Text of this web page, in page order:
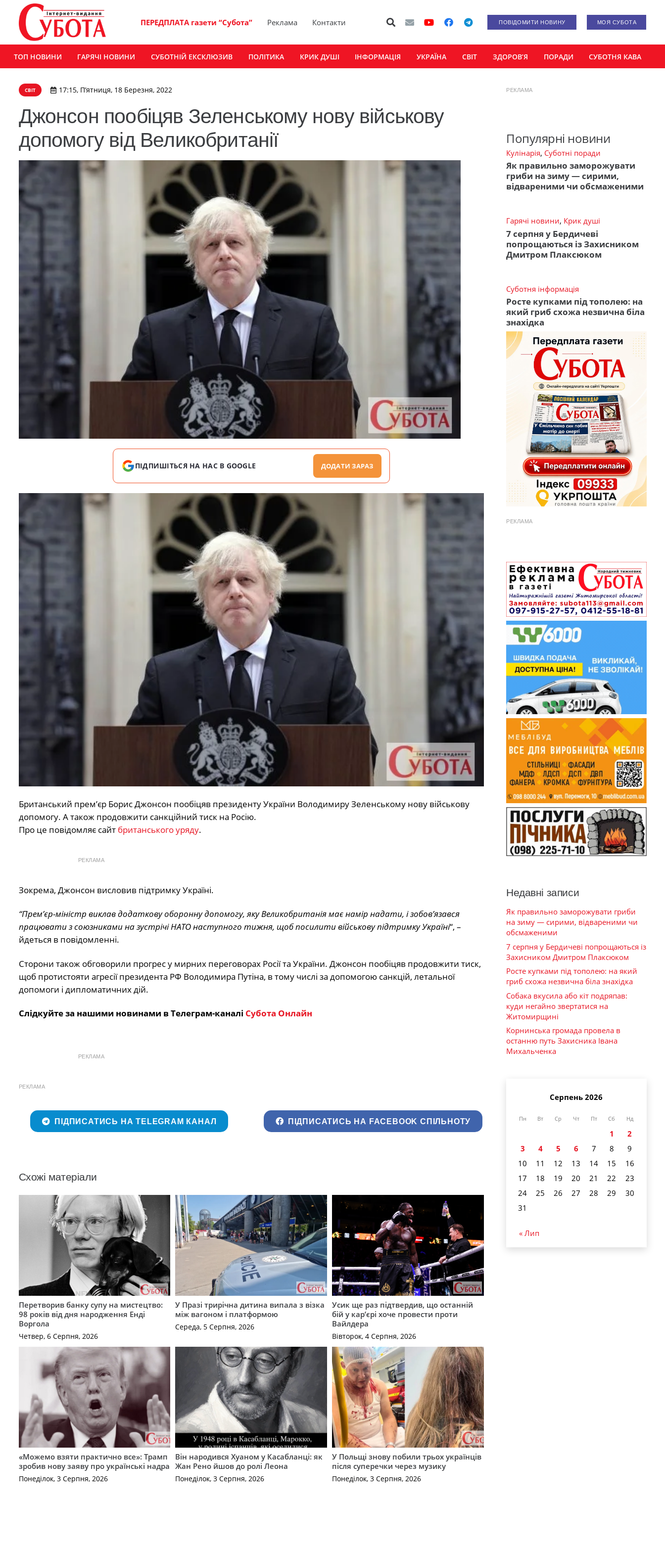
ПЕРЕДПЛАТА газети “Субота” Реклама Контакти ПОВІДОМИТИ НОВИНУ МОЯ СУБОТА
ТОП НОВИНИ ГАРЯЧІ НОВИНИ СУБОТНІЙ ЕКСКЛЮЗИВ ПОЛІТИКА КРИК ДУШІ ІНФОРМАЦІЯ УКРАЇНА СВІТ ЗДОРОВ’Я ПОРАДИ СУБОТНЯ КАВА
СВІТ 17:15, П’ятниця, 18 Березня, 2022
Джонсон пообіцяв Зеленському нову військову
допомогу від Великобританії
ПІДПИШІТЬСЯ НА НАС В GOOGLE ДОДАТИ ЗАРАЗ
Британський прем’єр Борис Джонсон пообіцяв президенту України Володимиру Зеленському нову військову
допомогу. А також продовжити санкційний тиск на Росію.
Про це повідомляє сайт британського уряду.
РЕКЛАМА
Зокрема, Джонсон висловив підтримку Україні.
“Прем’єр-міністр виклав додаткову оборонну допомогу, яку Великобританія має намір надати, і зобов’язався
працювати з союзниками на зустрічі НАТО наступного тижня, щоб посилити військову підтримку Україні“, –
йдеться в повідомленні.
Сторони також обговорили прогрес у мирних переговорах Росії та України. Джонсон пообіцяв продовжити тиск,
щоб протистояти агресії президента РФ Володимира Путіна, в тому числі за допомогою санкцій, летальної
допомоги і дипломатичних дій.
Слідкуйте за нашими новинами в Телеграм-каналі Субота Онлайн
РЕКЛАМА
РЕКЛАМА
ПІДПИСАТИСЬ НА TELEGRAM КАНАЛ ПІДПИСАТИСЬ НА FACEBOOK СПІЛЬНОТУ
Схожі матеріали
Перетворив банку супу на мистецтво:
98 років від дня народження Енді
Воргола
Четвер, 6 Серпня, 2026
У Празі трирічна дитина випала з візка
між вагоном і платформою
Середа, 5 Серпня, 2026
Усик ще раз підтвердив, що останній
бій у кар’єрі хоче провести проти
Вайлдера
Вівторок, 4 Серпня, 2026
«Можемо взяти практично все»: Трамп
зробив нову заяву про українські надра
Понеділок, 3 Серпня, 2026
Він народився Хуаном у Касабланці: як
Жан Рено йшов до ролі Леона
Понеділок, 3 Серпня, 2026
У Польщі знову побили трьох українців
після суперечки через музику
Понеділок, 3 Серпня, 2026
РЕКЛАМА
Популярні новини
Кулінарія, Суботні поради
Як правильно заморожувати
гриби на зиму — сирими,
відвареними чи обсмаженими
Гарячі новини, Крик душі
7 серпня у Бердичеві
попрощаються із Захисником
Дмитром Плаксюком
Суботня інформація
Росте купками під тополею: на
який гриб схожа незвична біла
знахідка
РЕКЛАМА
Недавні записи
Як правильно заморожувати гриби
на зиму — сирими, відвареними чи
обсмаженими
7 серпня у Бердичеві попрощаються із
Захисником Дмитром Плаксюком
Росте купками під тополею: на який
гриб схожа незвична біла знахідка
Собака вкусила або кіт подряпав:
куди негайно звертатися на
Житомирщині
Корнинська громада провела в
останню путь Захисника Івана
Михальченка
Серпень 2026
Пн Вт Ср Чт Пт Сб Нд
1
2
3
4 5 6 7 8
9
10
11 12 13 14 15
16
17
18 19 20 21 22
23
24
25 26 27 28 29
30
31
« Лип